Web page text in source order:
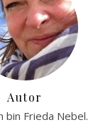
Autor
bin Frieda Nebel.